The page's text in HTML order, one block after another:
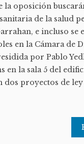
la oposición
de la salud
e incluso se
en la Cámara de
por Pablo
en la sala 5 del
dos proyectos de